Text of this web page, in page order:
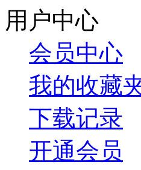
用户中心
会员中心
我的收藏
下载记录
开通会员